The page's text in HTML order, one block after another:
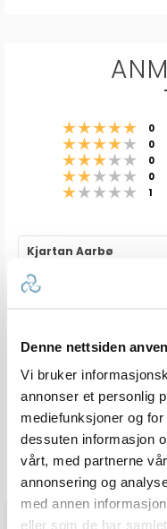
Denne nettsiden
Vi bruker
annonser et personlig
mediefunksjoner og
dessuten informasjon
vårt, med partnerne
annonsering og
med annen
eller som de har
0
0
0
0
1
Forfatter:
Kjartan Aarbø
Vær oppmerksom på at
review, og at antallet
reviews.